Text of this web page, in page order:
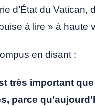
d’État du Vatican,
à lire » à
en disant :
très important
parce